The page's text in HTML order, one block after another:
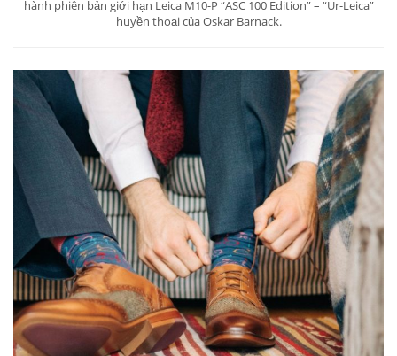
hành phiên bản giới hạn Leica M10-P “ASC 100 Edition” – “Ur-Leica”
huyền thoại của Oskar Barnack.